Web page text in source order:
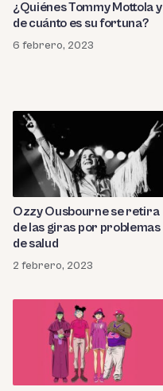
¿Quiénes Tommy Mottola y
de cuánto es su fortuna?
6 febrero, 2023
Ozzy Ousbourne se retira
de las giras por problemas
de salud
2 febrero, 2023